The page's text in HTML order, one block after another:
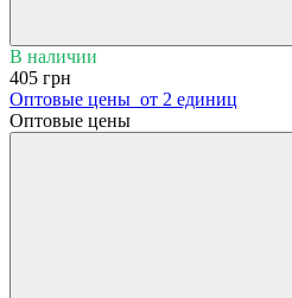
В наличии
405 грн
Оптовые цены от 2 единиц
Оптовые цены